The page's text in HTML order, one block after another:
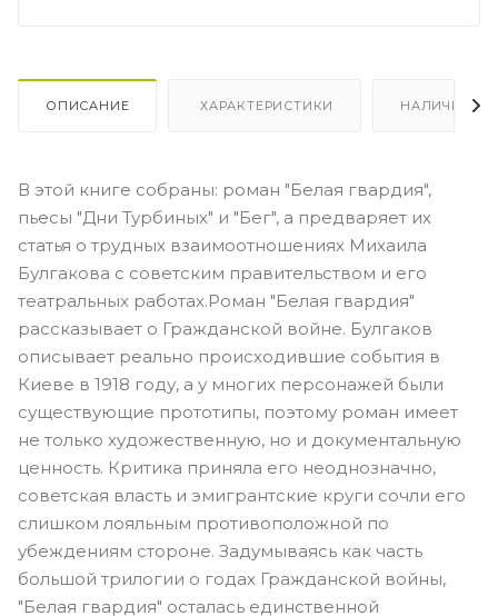
ОПИСАНИЕ ХАРАКТЕРИСТИКИ НАЛИЧИЕ
В этой книге собраны: роман "Белая гвардия",
пьесы "Дни Турбиных" и "Бег", а предваряет их
статья о трудных взаимоотношениях Михаила
Булгакова с советским правительством и его
театральных работах.Роман "Белая гвардия"
рассказывает о Гражданской войне. Булгаков
описывает реально происходившие события в
Киеве в 1918 году, а у многих персонажей были
существующие прототипы, поэтому роман имеет
не только художественную, но и документальную
ценность. Критика приняла его неоднозначно,
советская власть и эмигрантские круги сочли его
слишком лояльным противоположной по
убеждениям стороне. Задумываясь как часть
большой трилогии о годах Гражданской войны,
"Белая гвардия" осталась единственной